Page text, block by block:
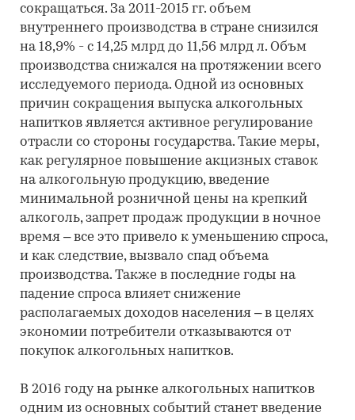
сокращаться. За 2011-2015 гг. объем
внутреннего производства в стране снизился
на 18,9% - с 14,25 млрд до 11,56 млрд л. Объм
производства снижался на протяжении всего
исследуемого периода. Одной из основных
причин сокращения выпуска алкогольных
напитков является активное регулирование
отрасли со стороны государства. Такие меры,
как регулярное повышение акцизных ставок
на алкогольную продукцию, введение
минимальной розничной цены на крепкий
алкоголь, запрет продаж продукции в ночное
время – все это привело к уменьшению спроса,
и как следствие, вызвало спад объема
производства. Также в последние годы на
падение спроса влияет снижение
располагаемых доходов населения – в целях
экономии потребители отказываются от
покупок алкогольных напитков.
В 2016 году на рынке алкогольных напитков
одним из основных событий станет введение